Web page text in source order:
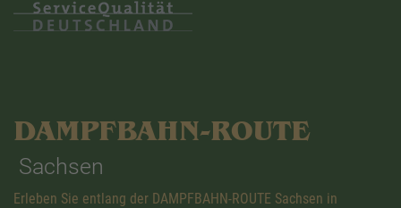
DAMPFBAHN-ROUTE
Sachsen
Erleben Sie entlang der DAMPFBAHN-ROUTE Sachsen in